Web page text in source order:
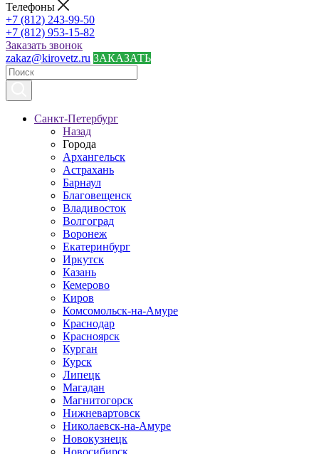
Телефоны
+7 (812) 243-99-50
+7 (812) 953-15-82
Заказать звонок
zakaz@kirovetz.ru ЗАКАЗАТЬ
Санкт-Петербург
Назад
Города
Архангельск
Астрахань
Барнаул
Благовещенск
Владивосток
Волгоград
Воронеж
Екатеринбург
Иркутск
Казань
Кемерово
Киров
Комсомольск-на-Амуре
Краснодар
Красноярск
Курган
Курск
Липецк
Магадан
Магнитогорск
Нижневартовск
Николаевск-на-Амуре
Новокузнецк
Новосибирск